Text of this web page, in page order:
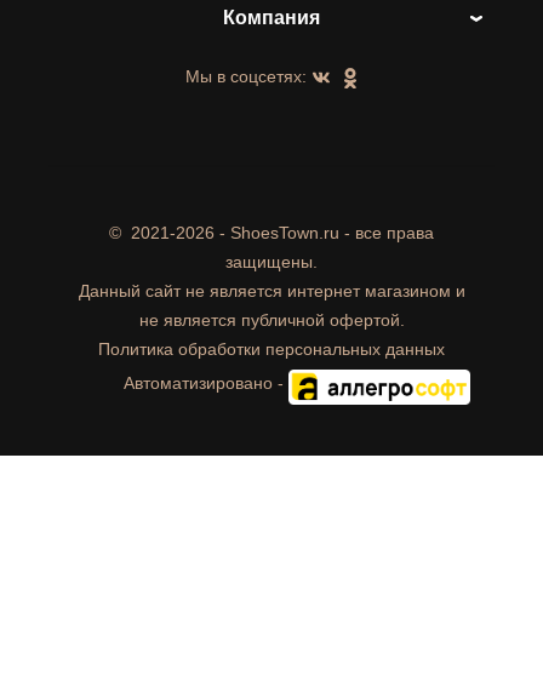
Компания
Мы в соцсетях:
© 2021-2026 - ShoesTown.ru - все права
защищены.
Данный сайт не является интернет магазином и
не является публичной офертой.
Политика обработки персональных данных
Автоматизировано -